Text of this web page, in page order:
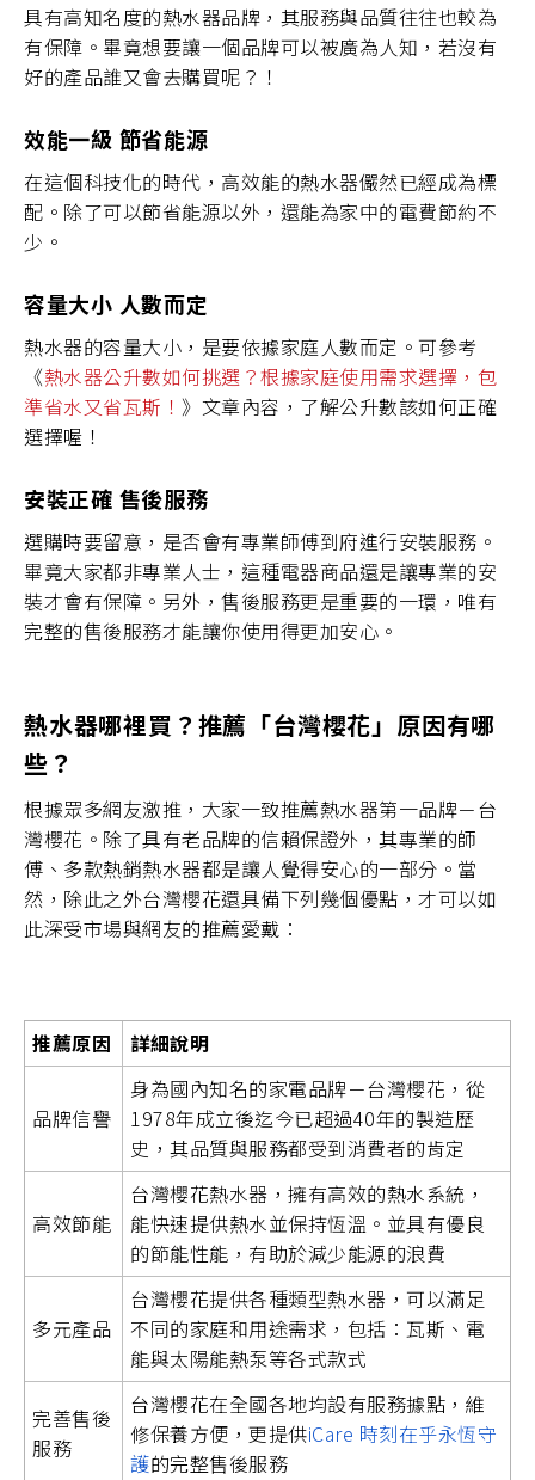
具有高知名度的熱水器品牌，其服務與品質往往也較為
有保障。畢竟想要讓一個品牌可以被廣為人知，若沒有
好的產品誰又會去購買呢？！
效能一級 節省能源
在這個科技化的時代，高效能的熱水器儼然已經成為標
配。除了可以節省能源以外，還能為家中的電費節約不
少。
容量大小 人數而定
熱水器的容量大小，是要依據家庭人數而定。可參考
《熱水器公升數如何挑選？根據家庭使用需求選擇，包
準省水又省瓦斯！ 》文章內容，了解公升數該如何正確
選擇喔！
安裝正確 售後服務
選購時要留意，是否會有專業師傅到府進行安裝服務。
畢竟大家都非專業人士，這種電器商品還是讓專業的安
裝才會有保障。另外，售後服務更是重要的一環，唯有
完整的售後服務才能讓你使用得更加安心。
熱水器哪裡買？推薦「台灣櫻花」原因有哪
些？
根據眾多網友激推，大家一致推薦熱水器第一品牌－台
灣櫻花。除了具有老品牌的信賴保證外，其專業的師
傅、多款熱銷熱水器都是讓人覺得安心的一部分。當
然，除此之外台灣櫻花還具備下列幾個優點，才可以如
此深受市場與網友的推薦愛戴：
推薦原因 詳細說明
品牌信譽
身為國內知名的家電品牌－台灣櫻花，從
1978年成立後迄今已超過40年的製造歷
史，其品質與服務都受到消費者的肯定
高效節能
台灣櫻花熱水器，擁有高效的熱水系統，
能快速提供熱水並保持恆溫。並具有優良
的節能性能，有助於減少能源的浪費
多元產品
台灣櫻花提供各種類型熱水器，可以滿足
不同的家庭和用途需求，包括：瓦斯、電
能與太陽能熱泵等各式款式
完善售後
服務
台灣櫻花在全國各地均設有服務據點，維
修保養方便，更提供iCare 時刻在乎永恆守
護的完整售後服務